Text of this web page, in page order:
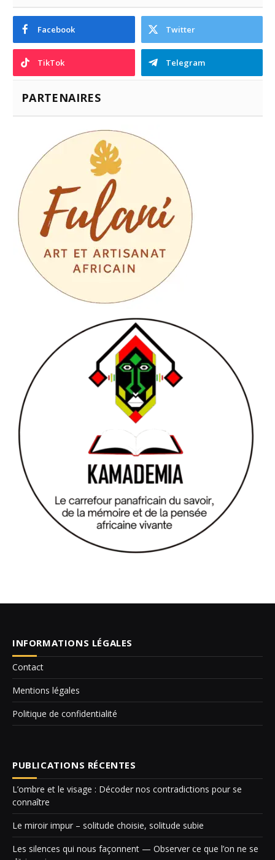
Facebook Twitter
TikTok Telegram
PARTENAIRES
INFORMATIONS LÉGALES
Contact
Mentions légales
Politique de confidentialité
PUBLICATIONS RÉCENTES
L’ombre et le visage : Décoder nos contradictions pour se
connaître
Le miroir impur – solitude choisie, solitude subie
Les silences qui nous façonnent — Observer ce que l’on ne se